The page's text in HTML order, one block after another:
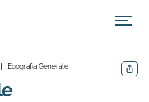
Apri
Ecografia Generale